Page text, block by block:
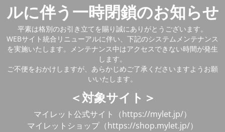
ルに伴う一時閉鎖のお知らせ
平素は格別のお引き立てを賜り誠にありがとうございます。
WEBサイト統合リニューアルに伴い、下記のシステムメンテナンス
を実施いたします。メンテナンス中はアクセスできない時間が発生
します。
ご不便をおかけしますが、あらかじめご了承くださいますようお願
いいたします。
＜対象サイト＞
マイレット公式サイト（https://mylet.jp/）
マイレットショップ（https://shop.mylet.jp/）